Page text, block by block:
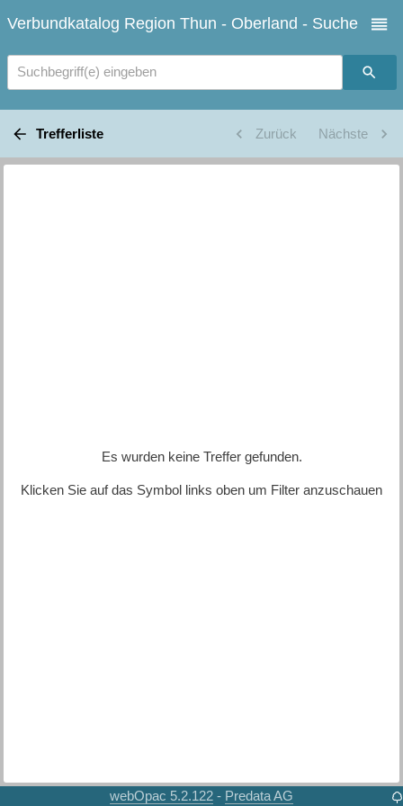
Verbundkatalog Region Thun - Oberland - Suche
Suchbegriff(e) eingeben
Trefferliste Zurück Nächste
Es wurden keine Treffer gefunden.
Klicken Sie auf das Symbol links oben um Filter anzuschauen
webOpac 5.2.122 - Predata AG